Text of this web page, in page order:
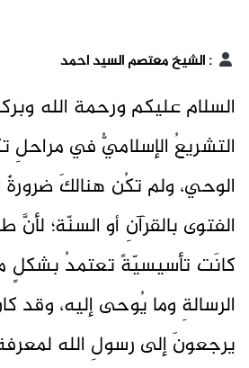
:الشيخ معتصم السيد احمد
السلام عليكم ورحمة الله
التشريعُ الإسلاميُّ في
الوحي، ولم تكُن هنالكَ ضرورةٌ
الفتوى بالقرآنِ أو السنّة؛ لأنَّ
كانَت تأسيسيّةً تعتمدُ
الرسالةِ وما يُوحى إليه، وقد
يرجعونَ إلى رسولِ الله